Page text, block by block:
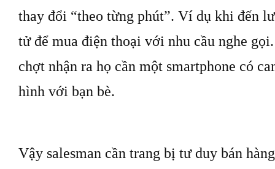
thay đổi “theo từng phút”. Ví dụ khi đến
tử để mua điện thoại với nhu cầu nghe
chợt nhận ra họ cần một smartphone có
hình với bạn bè.
Vậy salesman cần trang bị tư duy bán